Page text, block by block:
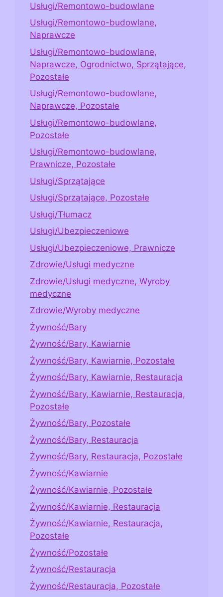
Usługi/Remontowo-budowlane
Usługi/Remontowo-budowlane,
Naprawcze
Usługi/Remontowo-budowlane,
Naprawcze, Ogrodnictwo, Sprzątające,
Pozostałe
Usługi/Remontowo-budowlane,
Naprawcze, Pozostałe
Usługi/Remontowo-budowlane,
Pozostałe
Usługi/Remontowo-budowlane,
Prawnicze, Pozostałe
Usługi/Sprzątające
Usługi/Sprzątające, Pozostałe
Usługi/Tłumacz
Usługi/Ubezpieczeniowe
Usługi/Ubezpieczeniowe, Prawnicze
Zdrowie/Usługi medyczne
Zdrowie/Usługi medyczne, Wyroby
medyczne
Zdrowie/Wyroby medyczne
Żywność/Bary
Żywność/Bary, Kawiarnie
Żywność/Bary, Kawiarnie, Pozostałe
Żywność/Bary, Kawiarnie, Restauracja
Żywność/Bary, Kawiarnie, Restauracja,
Pozostałe
Żywność/Bary, Pozostałe
Żywność/Bary, Restauracja
Żywność/Bary, Restauracja, Pozostałe
Żywność/Kawiarnie
Żywność/Kawiarnie, Pozostałe
Żywność/Kawiarnie, Restauracja
Żywność/Kawiarnie, Restauracja,
Pozostałe
Żywność/Pozostałe
Żywność/Restauracja
Żywność/Restauracja, Pozostałe